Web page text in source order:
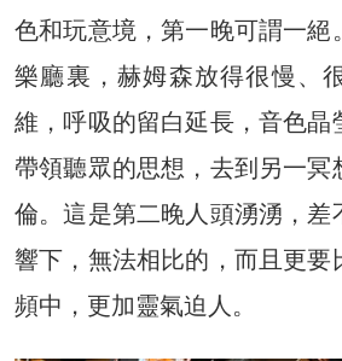
色和玩意境，第一晚可謂一絕
樂廳裏，赫姆森放得很慢、
維，呼吸的留白延長，音色晶
帶領聽眾的思想，去到另一冥
倫。這是第二晚人頭湧湧，差
響下，無法相比的，而且更要
頻中，更加靈氣迫人。